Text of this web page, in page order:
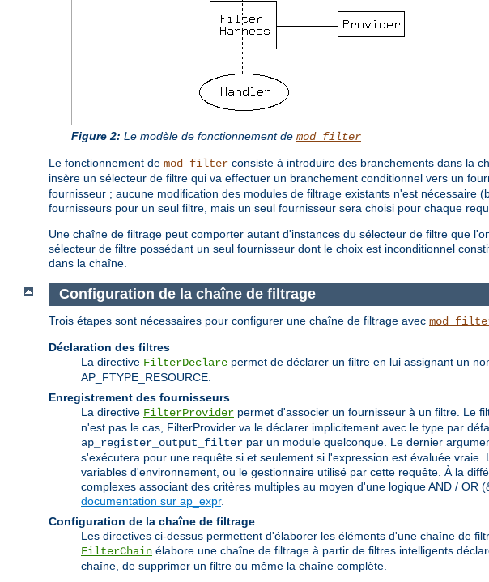
Figure 2: Le modèle de fonctionnement de mod_filter
Le fonctionnement de mod_filter consiste à introduire des branchements dans la
insère un sélecteur de filtre qui va effectuer un branchement conditionnel vers un
fournisseur ; aucune modification des modules de filtrage existants n'est nécessaire
fournisseurs pour un seul filtre, mais un seul fournisseur sera choisi pour chaque
Une chaîne de filtrage peut comporter autant d'instances du sélecteur de filtre que
sélecteur de filtre possédant un seul fournisseur dont le choix est inconditionnel
dans la chaîne.
Configuration de la chaîne de filtrage
Trois étapes sont nécessaires pour configurer une chaîne de filtrage avec
Déclaration des filtres
La directive FilterDeclare permet de déclarer un filtre en lui assignant un
AP_FTYPE_RESOURCE.
Enregistrement des fournisseurs
La directive FilterProvider permet d'associer un fournisseur à un filtre. Le
n'est pas le cas, FilterProvider va le déclarer implicitement avec le type par
ap_register_output_filter par un module quelconque. Le dernier
s'exécutera pour une requête si et seulement si l'expression est évaluée
variables d'environnement, ou le gestionnaire utilisé par cette requête. À la
complexes associant des critères multiples au moyen d'une logique AND /
documentation sur ap_expr.
Configuration de la chaîne de filtrage
Les directives ci-dessus permettent d'élaborer les éléments d'une chaîne de
FilterChain élabore une chaîne de filtrage à partir de filtres intelligents
chaîne, de supprimer un filtre ou même la chaîne complète.